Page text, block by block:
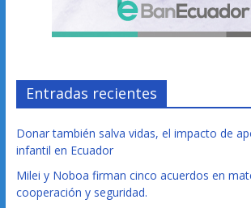
Entradas recientes
Donar también salva vidas, el impacto de
infantil en Ecuador
Milei y Noboa firman cinco acuerdos en
cooperación y seguridad.